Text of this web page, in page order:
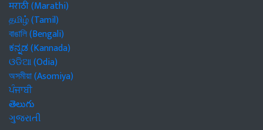
मराठी (Marathi)
தமிழ் (Tamil)
বাঙালি (Bengali)
ಕನ್ನಡ (Kannada)
ଓଡିଆ (Odia)
অসমীয়া (Asomiya)
ਪੰਜਾਬੀ
తెలుగు
ગુજરાતી